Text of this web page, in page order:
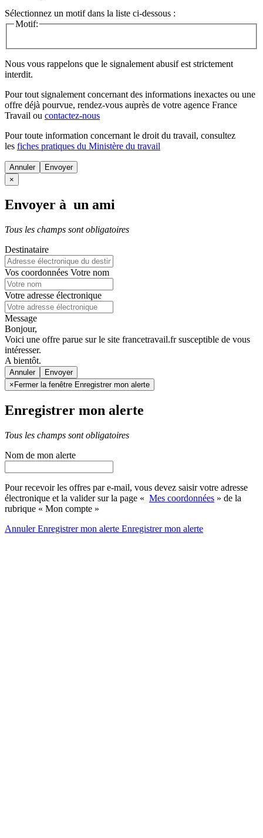
Sélectionnez un motif dans la liste ci-dessous :
Motif:
Nous vous rappelons que le signalement abusif est strictement
interdit.
Pour tout signalement concernant des informations inexactes ou une
offre déjà pourvue, rendez-vous auprès de votre agence France
Travail ou contactez-nous
Pour toute information concernant le droit du travail, consultez
les fiches pratiques du Ministère du travail
Annuler
×
Envoyer à un ami
Tous les champs sont obligatoires
Destinataire
Vos coordonnées Votre nom
Votre adresse électronique
Message
Bonjour,
Voici une offre parue sur le site francetravail.fr susceptible de vous
intéresser.
A bientôt.
Annuler
× Fermer la fenêtre Enregistrer mon alerte
Enregistrer mon alerte
Tous les champs sont obligatoires
Nom de mon alerte
Pour recevoir les offres par e-mail, vous devez saisir votre adresse
électronique et la valider sur la page « Mes coordonnées » de la
rubrique « Mon compte »
AnnulerEnregistrer mon alerte Enregistrermon alerte